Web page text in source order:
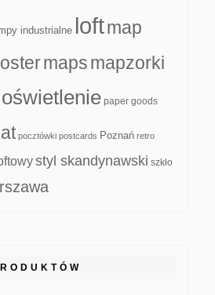
industrialne loftmap
mapsmapzorki
oświetlenie paper goods
pocztówki postcards Poznań retro
styl skandynawski szkło